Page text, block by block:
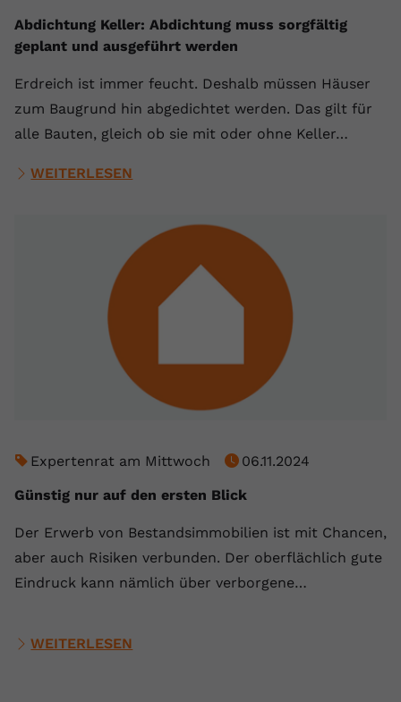
Abdichtung Keller: Abdichtung muss sorgfältig
geplant und ausgeführt werden
Erdreich ist immer feucht. Deshalb müssen Häuser
zum Baugrund hin abgedichtet werden. Das gilt für
alle Bauten, gleich ob sie mit oder ohne Keller…
WEITERLESEN
Expertenrat am Mittwoch
06.11.2024
Günstig nur auf den ersten Blick
Der Erwerb von Bestandsimmobilien ist mit Chancen,
aber auch Risiken verbunden. Der oberflächlich gute
Eindruck kann nämlich über verborgene…
WEITERLESEN